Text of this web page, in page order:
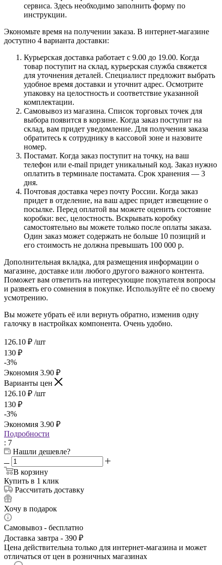
сервиса. Здесь необходимо заполнить форму по
инструкции.
Экономьте время на получении заказа. В интернет-магазине
доступно 4 варианта доставки:
Курьерская доставка работает с 9.00 до 19.00. Когда
товар поступит на склад, курьерская служба свяжется
для уточнения деталей. Специалист предложит выбрать
удобное время доставки и уточнит адрес. Осмотрите
упаковку на целостность и соответствие указанной
комплектации.
Самовывоз из магазина. Список торговых точек для
выбора появится в корзине. Когда заказ поступит на
склад, вам придет уведомление. Для получения заказа
обратитесь к сотруднику в кассовой зоне и назовите
номер.
Постамат. Когда заказ поступит на точку, на ваш
телефон или e-mail придет уникальный код. Заказ нужно
оплатить в терминале постамата. Срок хранения — 3
дня.
Почтовая доставка через почту России. Когда заказ
придет в отделение, на ваш адрес придет извещение о
посылке. Перед оплатой вы можете оценить состояние
коробки: вес, целостность. Вскрывать коробку
самостоятельно вы можете только после оплаты заказа.
Один заказ может содержать не больше 10 позиций и
его стоимость не должна превышать 100 000 р.
Дополнительная вкладка, для размещения информации о
магазине, доставке или любого другого важного контента.
Поможет вам ответить на интересующие покупателя вопросы
и развеять его сомнения в покупке. Используйте её по своему
усмотрению.
Вы можете убрать её или вернуть обратно, изменив одну
галочку в настройках компонента. Очень удобно.
126.10 ₽ /шт
130 ₽
-3%
Экономия 3.90 ₽
Варианты цен
126.10 ₽ /шт
130 ₽
-3%
Экономия 3.90 ₽
Подробности
: 7
Нашли дешевле?
В корзину
Купить в 1 клик
Рассчитать доставку
Хочу в подарок
Самовывоз - бесплатно
Доставка завтра - 390 ₽
Цена действительна только для интернет-магазина и может
отличаться от цен в розничных магазинах